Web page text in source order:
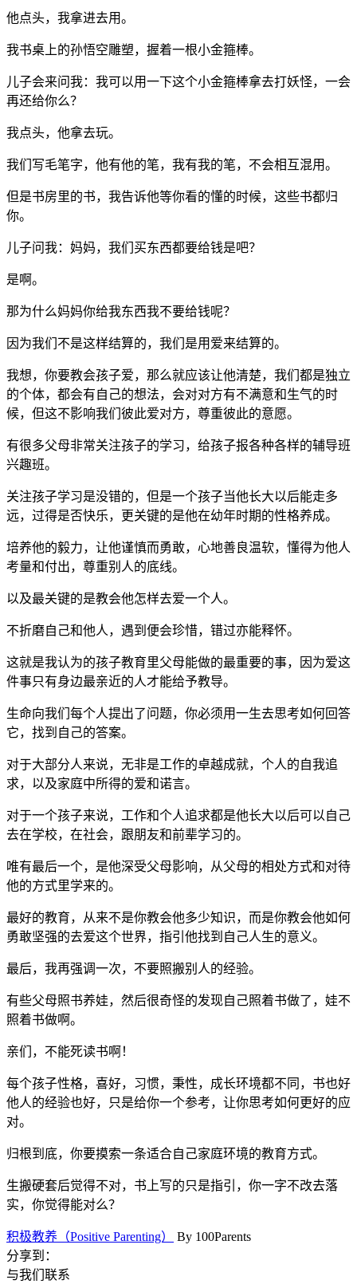
他点头，我拿进去用。
我书桌上的孙悟空雕塑，握着一根小金箍棒。
儿子会来问我：我可以用一下这个小金箍棒拿去打妖怪，一会
再还给你么？
我点头，他拿去玩。
我们写毛笔字，他有他的笔，我有我的笔，不会相互混用。
但是书房里的书，我告诉他等你看的懂的时候，这些书都归
你。
儿子问我：妈妈，我们买东西都要给钱是吧？
是啊。
那为什么妈妈你给我东西我不要给钱呢？
因为我们不是这样结算的，我们是用爱来结算的。
我想，你要教会孩子爱，那么就应该让他清楚，我们都是独立
的个体，都会有自己的想法，会对对方有不满意和生气的时
候，但这不影响我们彼此爱对方，尊重彼此的意愿。
有很多父母非常关注孩子的学习，给孩子报各种各样的辅导班
兴趣班。
关注孩子学习是没错的，但是一个孩子当他长大以后能走多
远，过得是否快乐，更关键的是他在幼年时期的性格养成。
培养他的毅力，让他谨慎而勇敢，心地善良温软，懂得为他人
考量和付出，尊重别人的底线。
以及最关键的是教会他怎样去爱一个人。
不折磨自己和他人，遇到便会珍惜，错过亦能释怀。
这就是我认为的孩子教育里父母能做的最重要的事，因为爱这
件事只有身边最亲近的人才能给予教导。
生命向我们每个人提出了问题，你必须用一生去思考如何回答
它，找到自己的答案。
对于大部分人来说，无非是工作的卓越成就，个人的自我追
求，以及家庭中所得的爱和诺言。
对于一个孩子来说，工作和个人追求都是他长大以后可以自己
去在学校，在社会，跟朋友和前辈学习的。
唯有最后一个，是他深受父母影响，从父母的相处方式和对待
他的方式里学来的。
最好的教育，从来不是你教会他多少知识，而是你教会他如何
勇敢坚强的去爱这个世界，指引他找到自己人生的意义。
最后，我再强调一次，不要照搬别人的经验。
有些父母照书养娃，然后很奇怪的发现自己照着书做了，娃不
照着书做啊。
亲们，不能死读书啊！
每个孩子性格，喜好，习惯，秉性，成长环境都不同，书也好
他人的经验也好，只是给你一个参考，让你思考如何更好的应
对。
归根到底，你要摸索一条适合自己家庭环境的教育方式。
生搬硬套后觉得不对，书上写的只是指引，你一字不改去落
实，你觉得能对么？
积极教养（Positive Parenting） By 100Parents
分享到：
与我们联系